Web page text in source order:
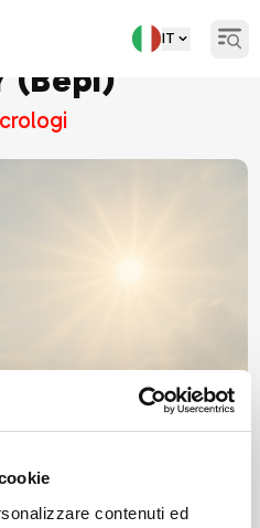
contenuti ed
IT
(Bepi)